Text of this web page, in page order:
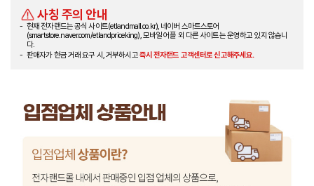
사칭 주의 안내
현재 전자랜드는 공식 사이트(etlandmall.co.kr), 네이버 스마트스토어
(smartstore.naver.com/etlandpriceking), 모바일 어플 외 다른 사이트는 운영하고 있지 않습니
다.
판매자가 현금 거래 요구 시, 거부하시고즉시 전자랜드 고객센터로 신고해주세요.